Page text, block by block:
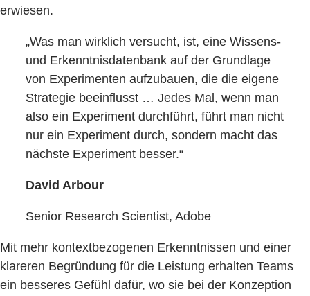
erwiesen.
„Was man wirklich versucht, ist, eine Wissens-
und Erkenntnisdatenbank auf der Grundlage
von Experimenten aufzubauen, die die eigene
Strategie beeinflusst … Jedes Mal, wenn man
also ein Experiment durchführt, führt man nicht
nur ein Experiment durch, sondern macht das
nächste Experiment besser.“
David Arbour
Senior Research Scientist, Adobe
Mit mehr kontextbezogenen Erkenntnissen und einer
klareren Begründung für die Leistung erhalten Teams
ein besseres Gefühl dafür, wo sie bei der Konzeption